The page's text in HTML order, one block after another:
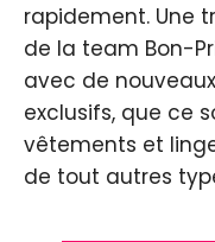
rapidement. Une
de la team Bon-
avec de
exclusifs, que ce
vêtements et
de tout autres